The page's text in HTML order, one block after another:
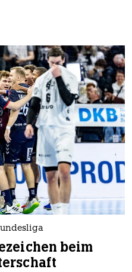
beim